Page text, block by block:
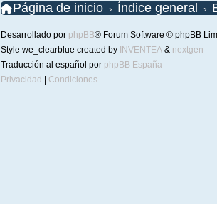
Página de inicio Índice general
Desarrollado por phpBB® Forum Software © phpBB
Style we_clearblue created by INVENTEA& nextgen
Traducción al español por phpBB España
Privacidad
Condiciones